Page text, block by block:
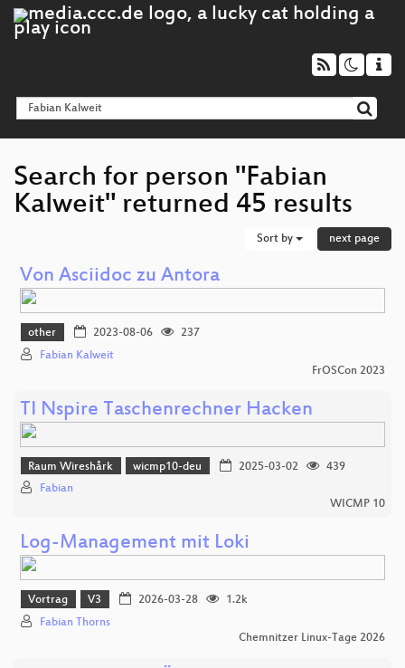
Search for person "Fabian
Kalweit" returned 45 results
Sort by next page
Von Asciidoc zu Antora
other 2023-08-06
237
Fabian Kalweit
FrOSCon 2023
TI Nspire Taschenrechner Hacken
Raum Wireshårk wicmp10-deu 2025-03-02
439
Fabian
WICMP 10
Log-Management mit Loki
Vortrag V3 2026-03-28
1.2k
Fabian Thorns
Chemnitzer Linux-Tage 2026